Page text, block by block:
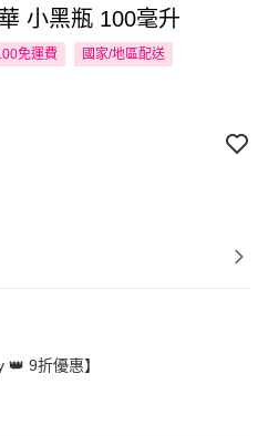
小黑瓶 100毫升
免運費 國家/地區配送
👑 9折優惠】